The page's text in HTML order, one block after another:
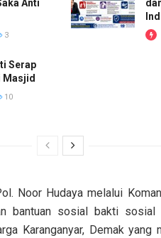
Anti
3
Serap
Masjid
10
Noor Hudaya melalui
bantuan sosial bakti
Karanganyar, Demak